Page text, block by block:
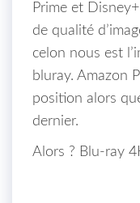
Prime et
de qualité
celon nous est
bluray. Amazon
position alors
dernier.
Alors ? Blu-ray